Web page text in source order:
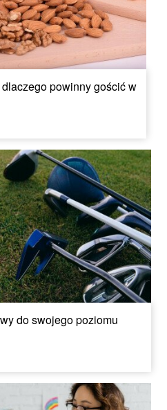
powinny gościć w
do swojego poziomu